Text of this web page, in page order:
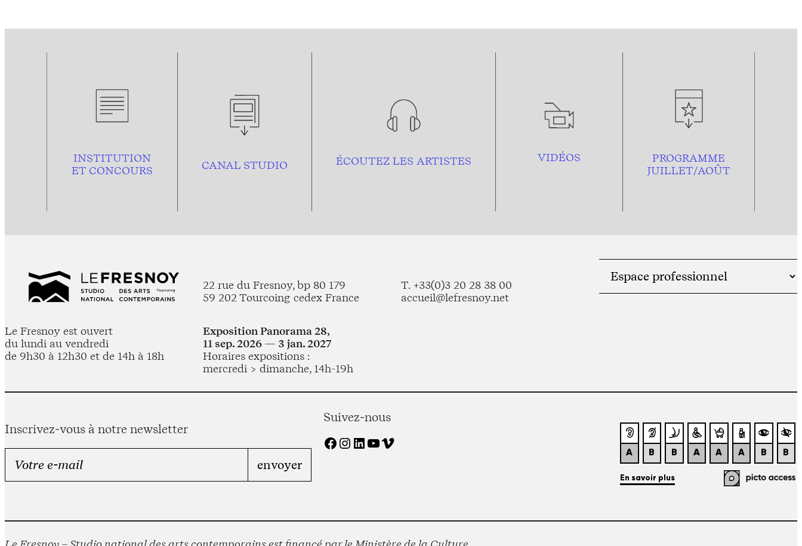
INSTITUTION
ET CONCOURS
CANAL STUDIO ÉCOUTEZ LES ARTISTES VIDÉOS
PROGRAMME
JUILLET/AOÛT
22 rue du Fresnoy, bp 80 179
59 202 Tourcoing cedex France
T. +33(0)3 20 28 38 00
accueil@lefresnoy.net
Le Fresnoy est ouvert
du lundi au vendredi
de 9h30 à 12h30 et de 14h à 18h
Exposition Panorama 28,
11 sep. 2026 — 3 jan. 2027
Horaires expositions :
mercredi > dimanche, 14h-19h
Inscrivez-vous à notre newsletter
Suivez-nous
Facebook Instagram LinkedIn YouTube Vimeo